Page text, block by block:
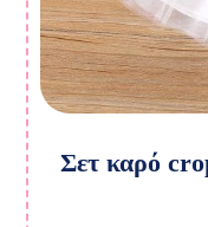
Σετ καρό